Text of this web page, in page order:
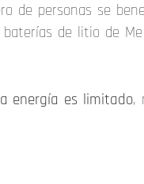
de personas se
de litio de
energía es limitado,